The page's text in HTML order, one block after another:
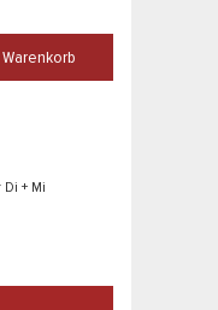
Di + Mi